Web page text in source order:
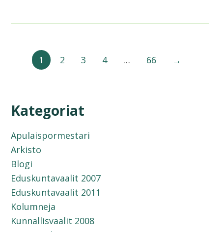
1 2 3 4 … 66 →
Kategoriat
Apulaispormestari
Arkisto
Blogi
Eduskuntavaalit 2007
Eduskuntavaalit 2011
Kolumneja
Kunnallisvaalit 2008